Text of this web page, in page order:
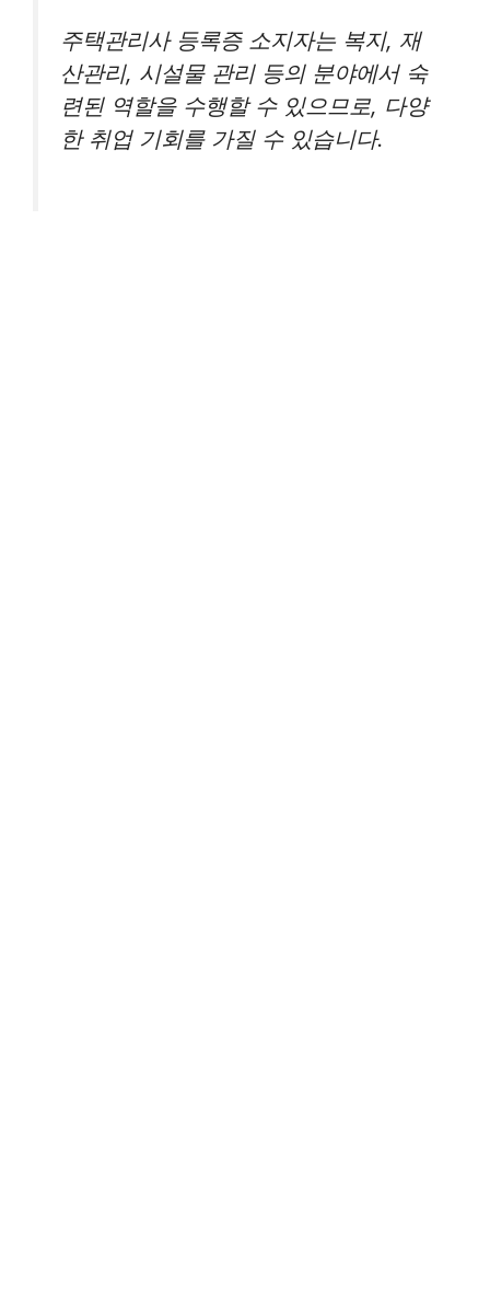
주택관리사 등록증 소지자는 복지, 재
산관리, 시설물 관리 등의 분야에서 숙
련된 역할을 수행할 수 있으므로, 다양
한 취업 기회를 가질 수 있습니다.